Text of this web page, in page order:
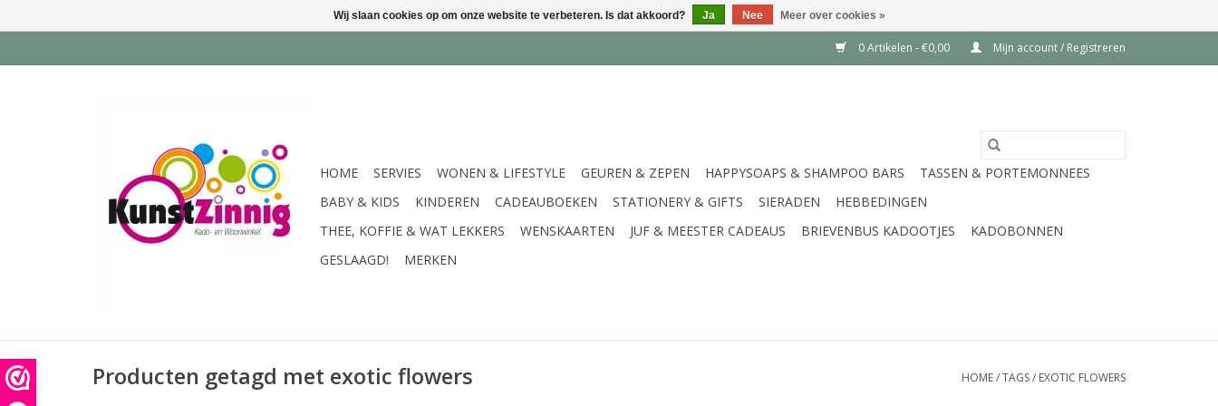
0 Artikelen - €0,00 Mijn account / Registreren
HOME SERVIES WONEN & LIFESTYLE GEUREN & ZEPEN HAPPYSOAPS & SHAMPOO BARS
TASSEN & PORTEMONNEES
BABY & KIDS
KINDEREN CADEAUBOEKEN STATIONERY & GIFTS SIERADEN
HEBBEDINGEN
THEE, KOFFIE & WAT LEKKERS
WENSKAARTEN JUF & MEESTER CADEAUS BRIEVENBUS KADOOTJES
KADOBONNEN
GESLAAGD!
MERKEN
Producten getagd met exotic flowers HOME/TAGS/ EXOTIC FLOWERS
Wij slaan cookies op om onze website te verbeteren. Is dat akkoord? Ja Nee Meer over cookies »